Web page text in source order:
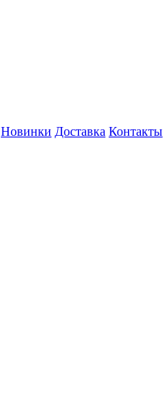
Новинки Доставка Контакты